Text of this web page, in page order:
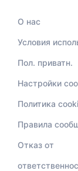
О нас
Условия
Пол. приватн.
Настройки
Политика
Правила
Отказ от